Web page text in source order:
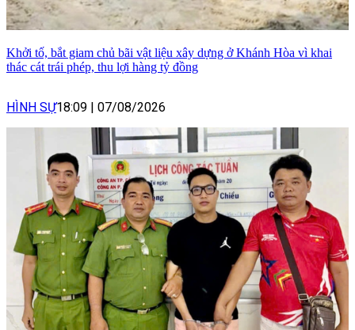
Khởi tố, bắt giam chủ bãi vật liệu xây dựng ở Khánh Hòa vì khai
thác cát trái phép, thu lợi hàng tỷ đồng
HÌNH SỰ18:09 | 07/08/2026